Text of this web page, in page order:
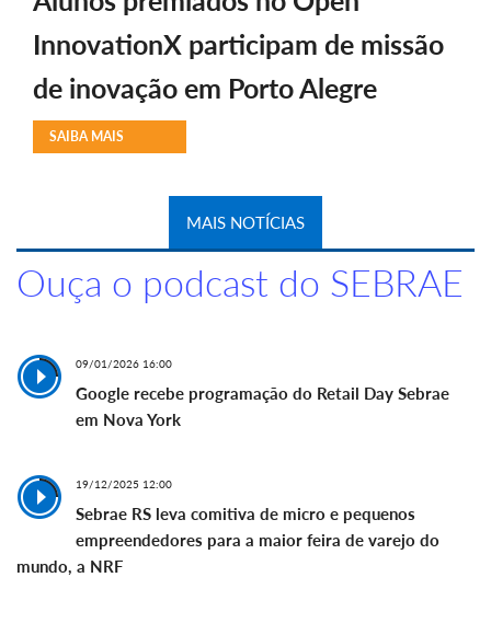
InnovationX participam de missão
de inovação em Porto Alegre
SAIBA MAIS
MAIS NOTÍCIAS
Ouça o podcast do SEBRAE
09/01/2026 16:00
Google recebe programação do Retail Day Sebrae
em Nova York
19/12/2025 12:00
Sebrae RS leva comitiva de micro e pequenos
empreendedores para a maior feira de varejo do
mundo, a NRF